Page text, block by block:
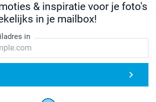
& inspiratie voor je foto's
in je mailbox!
in